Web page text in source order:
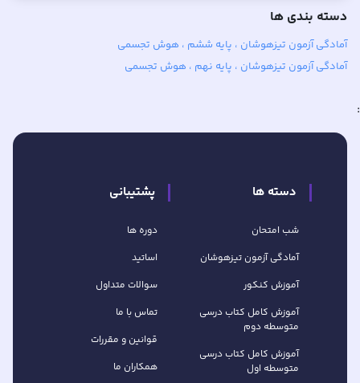
دسته بندی ها
آمادگی آزمون تیزهوشان ، پایه ششم ، هوش تجسمی
آمادگی آزمون تیزهوشان ، پایه نهم ، هوش تجسمی
:
دسته ها
شب امتحان
آمادگی آزمون تیزهوشان
آموزش کنکور
آموزش کامل کتاب‌ درسی
متوسطه دوم
آموزش کامل کتاب‌ درسی
متوسطه اول
پشتیبانی
دوره ها
اساتید
سوالات متداول
تماس با ما
قوانین و مقررات
همکاران ما